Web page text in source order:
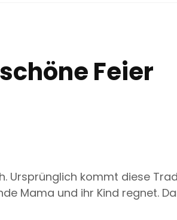
Feier
Ursprünglich kommt diese
Mama und ihr Kind regnet.